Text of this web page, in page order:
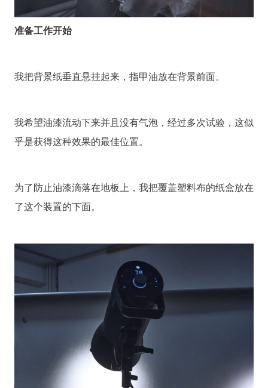
准备工作开始
我把背景纸垂直悬挂起来，指甲油放在背景前面。
我希望油漆流动下来并且没有气泡，经过多次试验，这似
乎是获得这种效果的最佳位置。
为了防止油漆滴落在地板上，我把覆盖塑料布的纸盒放在
了这个装置的下面。